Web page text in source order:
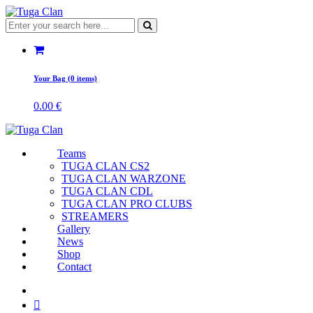
Your Bag (0 items)
0.00 €
Teams
TUGA CLAN CS2
TUGA CLAN WARZONE
TUGA CLAN CDL
TUGA CLAN PRO CLUBS
STREAMERS
Gallery
News
Shop
Contact